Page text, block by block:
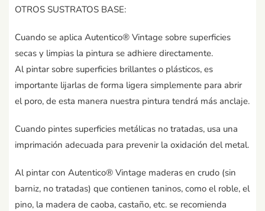
OTROS SUSTRATOS BASE:
Cuando se aplica Autentico® Vintage sobre superficies
secas y limpias la pintura se adhiere directamente.
Al pintar sobre superficies brillantes o plásticos, es
importante lijarlas de forma ligera simplemente para abrir
el poro, de esta manera nuestra pintura tendrá más anclaje.
Cuando pintes superficies metálicas no tratadas, usa una
imprimación adecuada para prevenir la oxidación del metal.
Al pintar con Autentico® Vintage maderas en crudo (sin
barniz, no tratadas) que contienen taninos, como el roble, el
pino, la madera de caoba, castaño, etc. se recomienda